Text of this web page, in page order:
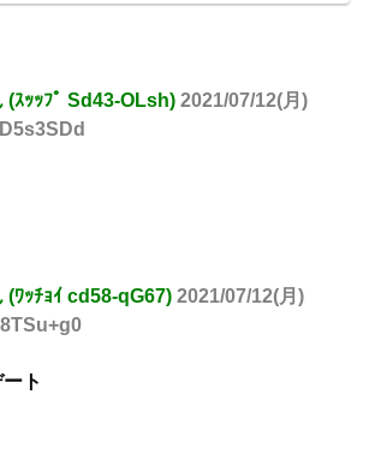
(ｽｯｯﾌﾟ Sd43-OLsh) 2021/07/12(月)
(ﾜｯﾁｮｲ cd58-qG67) 2021/07/12(月)
ト